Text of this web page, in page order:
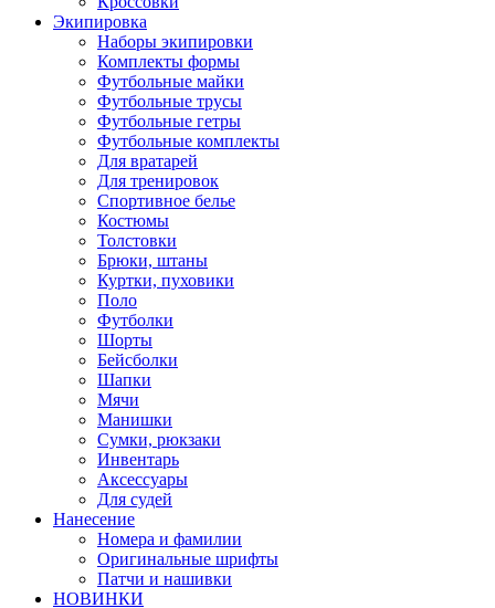
Экипировка
Наборы экипировки
Комплекты формы
Футбольные майки
Футбольные трусы
Футбольные гетры
Футбольные комплекты
Для вратарей
Для тренировок
Спортивное белье
Костюмы
Толстовки
Брюки, штаны
Куртки, пуховики
Поло
Футболки
Шорты
Бейсболки
Шапки
Мячи
Манишки
Сумки, рюкзаки
Инвентарь
Аксессуары
Для судей
Нанесение
Номера и фамилии
Оригинальные шрифты
Патчи и нашивки
НОВИНКИ